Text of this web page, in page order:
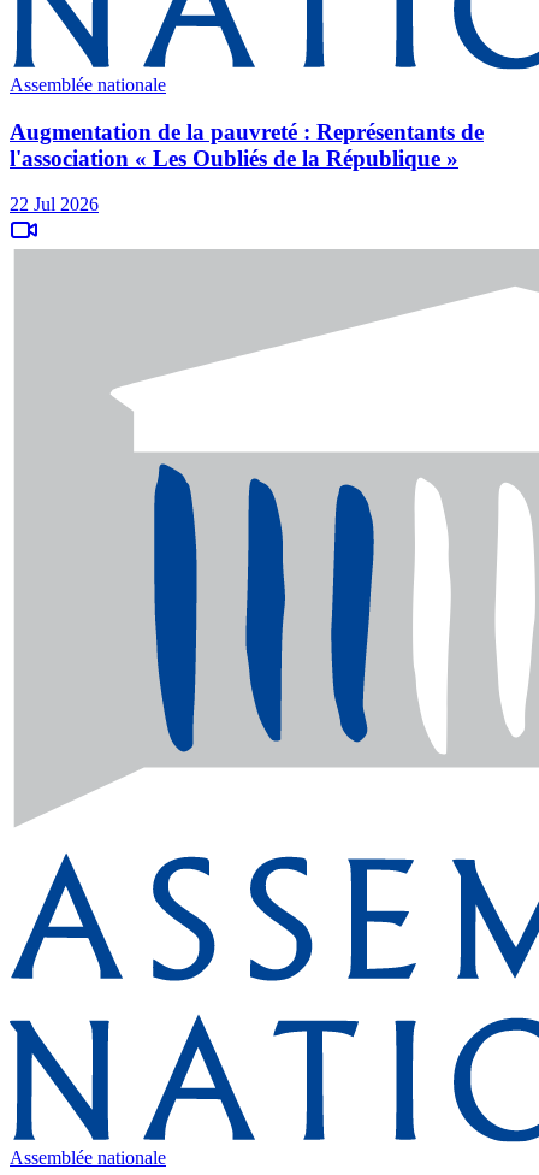
Assemblée nationale
Augmentation de la pauvreté : Représentants de
l'association « Les Oubliés de la République »
22 Jul 2026
Assemblée nationale